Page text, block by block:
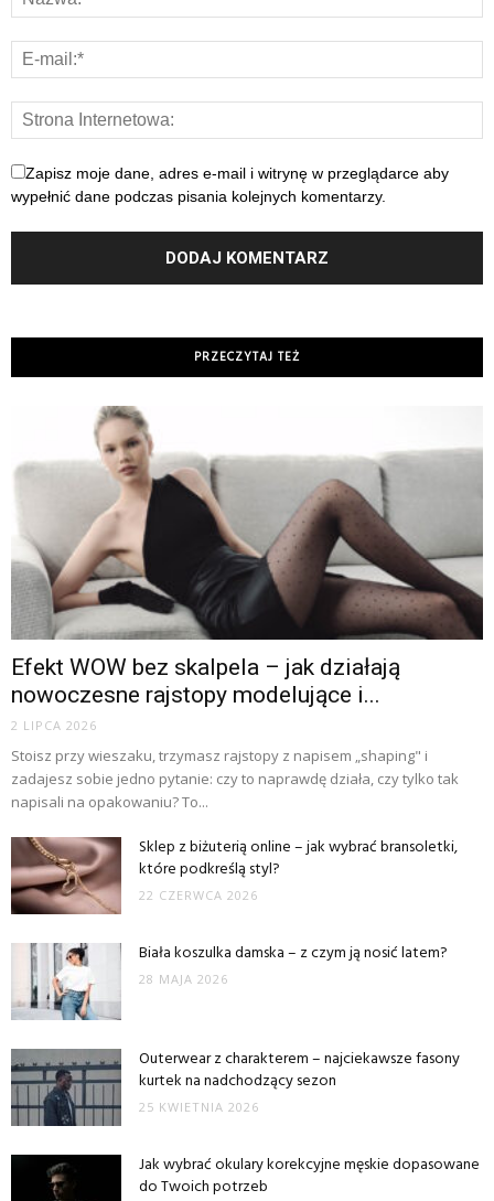
Zapisz moje dane, adres e-mail i witrynę w przeglądarce aby
wypełnić dane podczas pisania kolejnych komentarzy.
PRZECZYTAJ TEŻ
Efekt WOW bez skalpela – jak działają
nowoczesne rajstopy modelujące i...
2 LIPCA 2026
Stoisz przy wieszaku, trzymasz rajstopy z napisem „shaping" i
zadajesz sobie jedno pytanie: czy to naprawdę działa, czy tylko tak
napisali na opakowaniu? To...
Sklep z biżuterią online – jak wybrać bransoletki,
które podkreślą styl?
22 CZERWCA 2026
Biała koszulka damska – z czym ją nosić latem?
28 MAJA 2026
Outerwear z charakterem – najciekawsze fasony
kurtek na nadchodzący sezon
25 KWIETNIA 2026
Jak wybrać okulary korekcyjne męskie dopasowane
do Twoich potrzeb